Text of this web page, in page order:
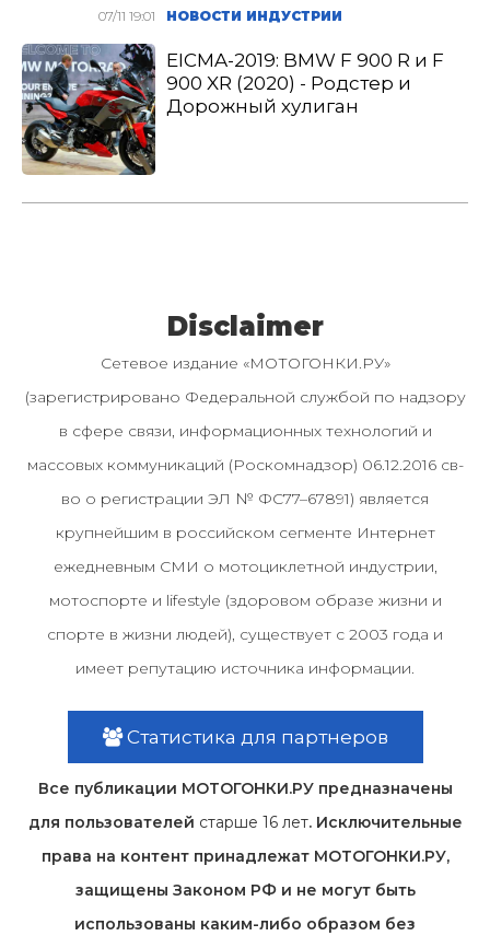
07/11 19:01 НОВОСТИ ИНДУСТРИИ
EICMA-2019: BMW F 900 R и F
900 XR (2020) - Родстер и
Дорожный хулиган
Disclaimer
Сетевое издание «МОТОГОНКИ.РУ»
(зарегистрировано Федеральной службой по надзору
в сфере связи, информационных технологий и
массовых коммуникаций (Роскомнадзор) 06.12.2016 св-
во о регистрации ЭЛ № ФС77–67891) является
крупнейшим в российском сегменте Интернет
ежедневным СМИ о мотоциклетной индустрии,
мотоспорте и lifestyle (здоровом образе жизни и
спорте в жизни людей), существует с 2003 года и
имеет репутацию источника информации.
Статистика для партнеров
Все публикации МОТОГОНКИ.РУ предназначены
для пользователей старше 16 лет. Исключительные
права на контент принадлежат МОТОГОНКИ.РУ,
защищены Законом РФ и не могут быть
использованы каким-либо образом без